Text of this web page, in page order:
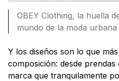
OBEY Clothing, la huella
mundo de la moda urbana
Y los diseños son lo que
composición: desde
marca que tranquilamente